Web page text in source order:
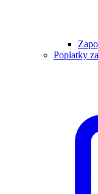
Poplatky